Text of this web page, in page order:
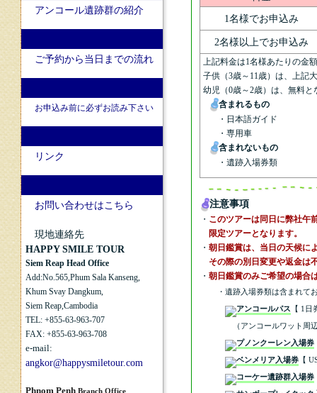
1名様でお申込み
2名様以上でお申込み
上記料金は1名様あたりの金
子供（3歳～11歳）は、上記
幼児（0歳～2歳）は、無料
含まれるもの
・日本語ガイド
・専用車
含まれないもの
・遺跡入場券類
注意事項
・ このツアーは同日に弊社午
限定ツアーとなります。
・ 朝日鑑賞は、当日の天候に
その際の別日変更や返金は不
・ 朝日鑑賞のみご希望の場合